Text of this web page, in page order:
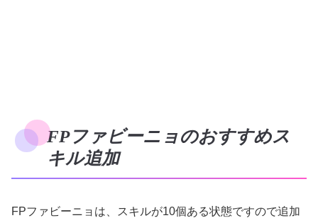
FPファビーニョのおすすめス
キル追加
FPファビーニョは、スキルが10個ある状態ですので追加